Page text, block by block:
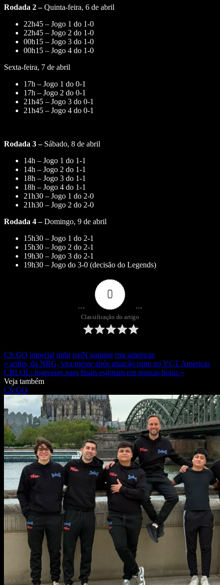
Rodada 2 –Quinta-feira, 6 de abril
22h45 – Jogo 1 do 1-0
22h45 – Jogo 2 do 1-0
00h15 – Jogo 3 do 1-0
00h15 – Jogo 4 do 1-0
Sexta-feira, 7 de abril
17h – Jogo 1 do 0-1
17h – Jogo 2 do 0-1
21h45 – Jogo 3 do 0-1
21h45 – Jogo 4 do 0-1
Rodada 3 –Sábado, 8 de abril
14h – Jogo 1 do 1-1
14h – Jogo 2 do 1-1
18h – Jogo 3 do 1-1
18h – Jogo 4 do 1-1
21h30 – Jogo 1 do 2-0
21h30 – Jogo 2 do 2-0
Rodada 4 –Domingo, 9 de abril
15h30 – Jogo 1 do 2-1
15h30 – Jogo 2 do 2-1
19h30 – Jogo 3 do 2-1
19h30 – Jogo do 3-0 (decisão do Legends)
0
Classificação do artigo
CS:GO imperial mibr paiN gaming rmr americas
« ardiis, da NRG, vira meme após atuação ruim no VCT Americas
CBLOL: Ingressos para finais esgotam em poucas horas »
Veja também
CS:GO